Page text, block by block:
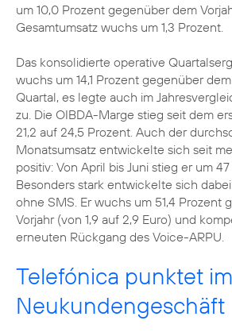
um 10,0 Prozent gegenüber dem
Gesamtumsatz wuchs um 1,3 Prozent.
Das konsolidierte operative
wuchs um 14,1 Prozent gegenüber
Quartal, es legte auch im
zu. Die OIBDA-Marge stieg seit dem
21,2 auf 24,5 Prozent. Auch der
Monatsumsatz entwickelte sich seit
positiv: Von April bis Juni stieg er um
Besonders stark entwickelte sich
ohne SMS. Er wuchs um 51,4 Prozent
Vorjahr (von 1,9 auf 2,9 Euro) und
erneuten Rückgang des Voice-ARPU.
Telefónica punktet
Neukundengeschäft